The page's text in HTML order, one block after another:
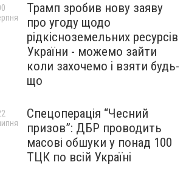
Трамп зробив нову заяву
про угоду щодо
рідкісноземельних ресурсів
України - можемо зайти
коли захочемо і взяти будь-
що
Спецоперація “Чесний
призов”: ДБР проводить
масові обшуки у понад 100
ТЦК по всій Україні